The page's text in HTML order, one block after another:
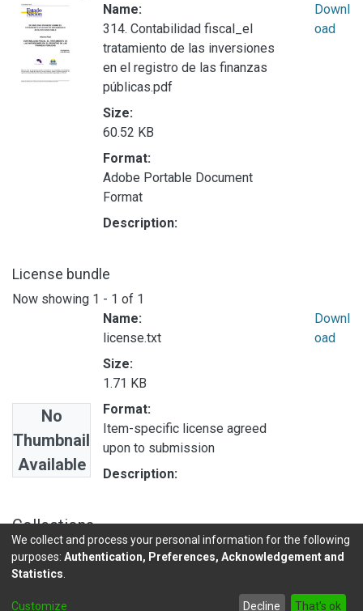
Name:
314. Contabilidad fiscal_el
tratamiento de las inversiones
en el registro de las finanzas
públicas.pdf
Size:
60.52 KB
Format:
Adobe Portable Document
Format
Description:
Downl
oad
License bundle
Now showing 1 - 1 of 1
No
Thumbnail
Available
Name:
license.txt
Size:
1.71 KB
Format:
Item-specific license agreed
upon to submission
Description:
Downl
oad
Collections
INVESTIGACIONES DE BASE EN
DSpace software copyright © 2002-2026LYRASIS
We collect and process your personal information for the following
purposes: Authentication, Preferences, Acknowledgement and
Statistics
Customize Decline That's ok